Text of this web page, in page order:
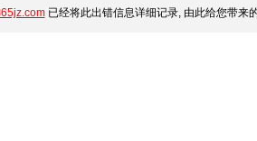
已经将此出错信息详细记录, 由此给您带来